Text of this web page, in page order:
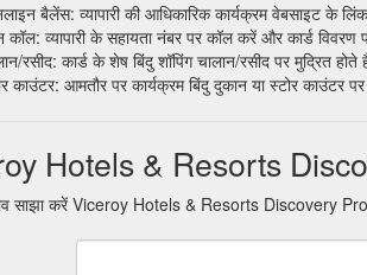
बैलेंस: व्यापारी की आधिकारिक कार्यक्रम वेबसाइट के
कॉल: व्यापारी के सहायता नंबर पर कॉल करें और कार्ड
रसीद: कार्ड के शेष बिंदु शॉपिंग चालान/रसीद पर मुद्रित होते
काउंटर: आमतौर पर कार्यक्रम बिंदु दुकान या स्टोर काउंटर
Hotels & Resorts
साझा करें Viceroy Hotels & Resorts Discovery